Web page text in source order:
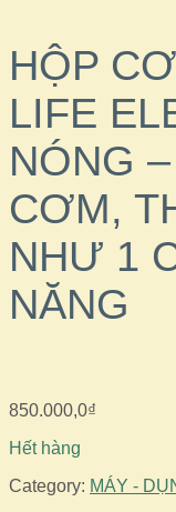
HỘP
LIFE
NÓNG
CƠM,
NHƯ 1
NĂNG
850.000,0₫
Hết hàng
Category: MÁY -